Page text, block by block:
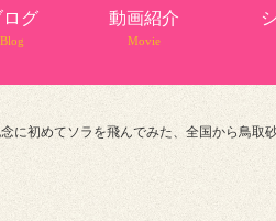
ログ
Blog
動画紹介
Movie
に初めてソラを飛んでみた、全国から鳥取